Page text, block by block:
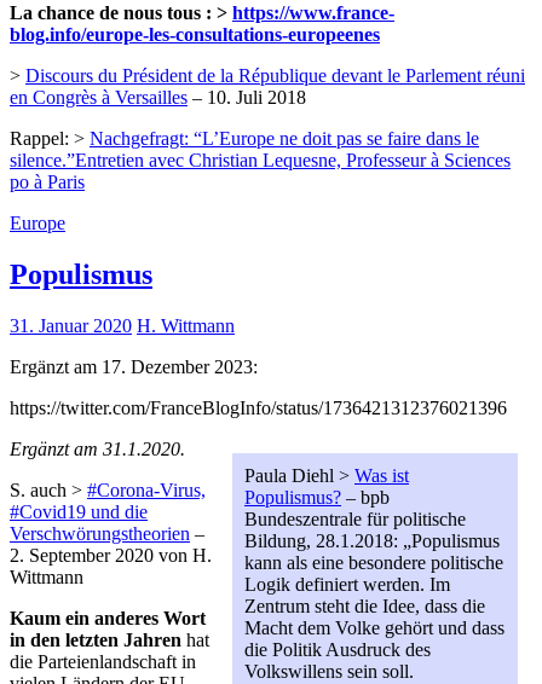
La chance de nous tous : > https://www.france-
blog.info/europe-les-consultations-europeenes
> Discours du Président de la République devant le Parlement réuni
en Congrès à Versailles – 10. Juli 2018
Rappel: > Nachgefragt: “L’Europe ne doit pas se faire dans le
silence.”Entretien avec Christian Lequesne, Professeur à Sciences
po à Paris
Europe
Populismus
31. Januar 2020 H. Wittmann
Ergänzt am 17. Dezember 2023:
https://twitter.com/FranceBlogInfo/status/1736421312376021396
Paula Diehl > Was ist
Populismus? – bpb
Bundeszentrale für politische
Bildung, 28.1.2018: „Populismus
kann als eine besondere politische
Logik definiert werden. Im
Zentrum steht die Idee, dass die
Macht dem Volke gehört und dass
die Politik Ausdruck des
Volkswillens sein soll.
Ergänzt am 31.1.2020.
S. auch > #Corona-Virus,
#Covid19 und die
Verschwörungstheorien –
2. September 2020 von H.
Wittmann
Kaum ein anderes Wort
in den letzten Jahren hat
die Parteienlandschaft in